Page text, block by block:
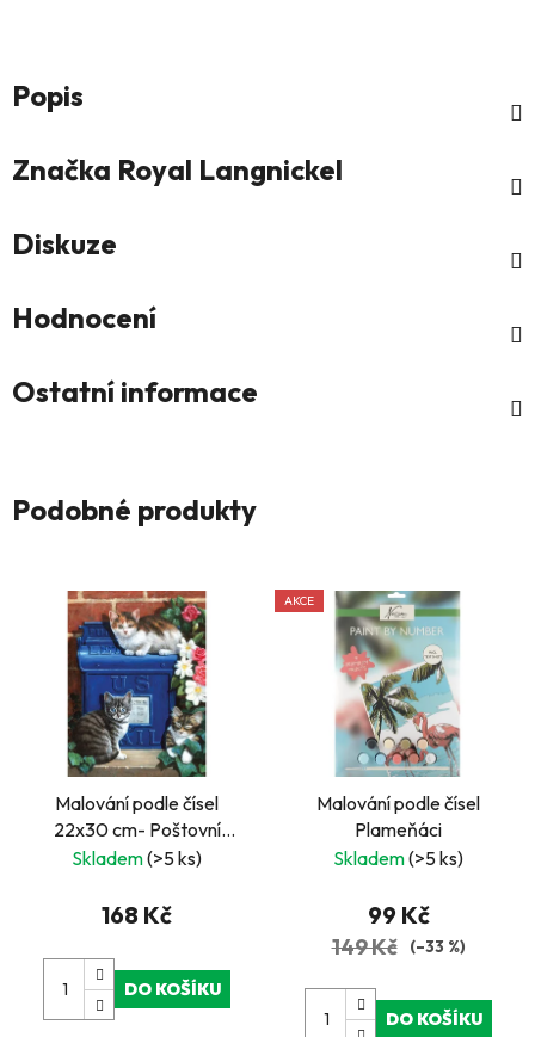
Popis
Značka Royal Langnickel
Diskuze
Hodnocení
Ostatní informace
Podobné produkty
Malování podle čísel
22x30 cm- Poštovní
schránka
Skladem(>5 ks)
168 Kč
DO KOŠÍKU
AKCE
Malování podle čísel
Plameňáci
Skladem(>5 ks)
99 Kč
149 Kč (–33 %)
DO KOŠÍKU